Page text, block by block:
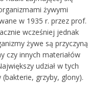
żywymi
w 1935 r. przez prof.
wcześniej jednak
żywe są przyczyną
czy innych materiałów
udział w tych
grzyby, glony).